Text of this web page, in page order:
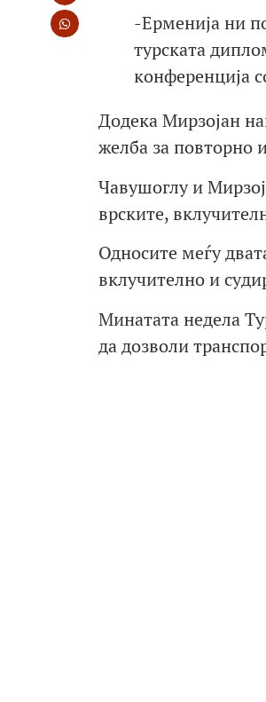
-Ерменија ни
турската
конференција
Додека Мирзојан
желба за повторно
Чавушоглу и
врските,
Односите меѓу
вклучително и
Минатата недела
да дозволи